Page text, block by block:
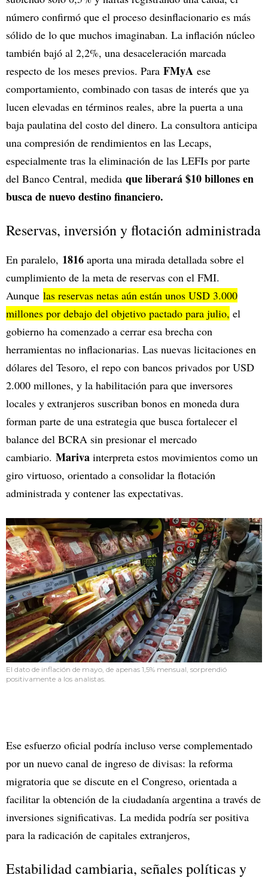
número confirmó que el proceso desinflacionario es más
sólido de lo que muchos imaginaban. La inflación núcleo
también bajó al 2,2%, una desaceleración marcada
respecto de los meses previos. Para FMyA ese
comportamiento, combinado con tasas de interés que ya
lucen elevadas en términos reales, abre la puerta a una
baja paulatina del costo del dinero. La consultora anticipa
una compresión de rendimientos en las Lecaps,
especialmente tras la eliminación de las LEFIs por parte
del Banco Central, medida que liberará $10 billones en
busca de nuevo destino financiero.
Reservas, inversión y flotación administrada
En paralelo, 1816 aporta una mirada detallada sobre el
cumplimiento de la meta de reservas con el FMI.
Aunque las reservas netas aún están unos USD 3.000
millones por debajo del objetivo pactado para julio, el
gobierno ha comenzado a cerrar esa brecha con
herramientas no inflacionarias. Las nuevas licitaciones en
dólares del Tesoro, el repo con bancos privados por USD
2.000 millones, y la habilitación para que inversores
locales y extranjeros suscriban bonos en moneda dura
forman parte de una estrategia que busca fortalecer el
balance del BCRA sin presionar el mercado
cambiario. Mariva interpreta estos movimientos como un
giro virtuoso, orientado a consolidar la flotación
administrada y contener las expectativas.
El dato de inflación de mayo, de apenas 1,5% mensual, sorprendió
positivamente a los analistas.
Ese esfuerzo oficial podría incluso verse complementado
por un nuevo canal de ingreso de divisas: la reforma
migratoria que se discute en el Congreso, orientada a
facilitar la obtención de la ciudadanía argentina a través de
inversiones significativas. La medida podría ser positiva
para la radicación de capitales extranjeros,
Estabilidad cambiaria, señales políticas y